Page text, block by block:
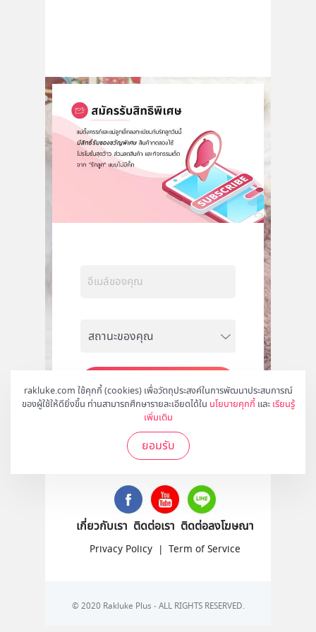
rakluke.com ใช้คุกกี้ (cookies) เพื่อวัตถุประสงค์ในการพัฒนาประสบการณ์
ของผู้ใช้ให้ดียิ่งขึ้น ท่านสามารถศึกษารายละเอียดได้ใน นโยบายคุกกี้ และ เรียนรู้
เพิ่มเติม
ยอมรับ
สมัคร
ติดตามเราได้ที่
เกี่ยวกับเรา ติดต่อเรา ติดต่อลงโฆษณา
Privacy Policy | Term of Service
© 2020 Rakluke Plus - ALL RIGHTS RESERVED.